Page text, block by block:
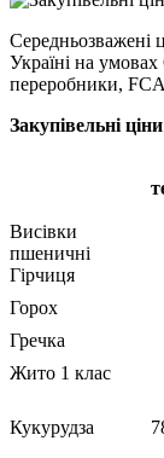
Середньозважені
Україні на
переробники,
Закупівельні
Висівки
пшеничні
Гірчиця
Горох
Гречка
Жито 1 клас
Кукурудза